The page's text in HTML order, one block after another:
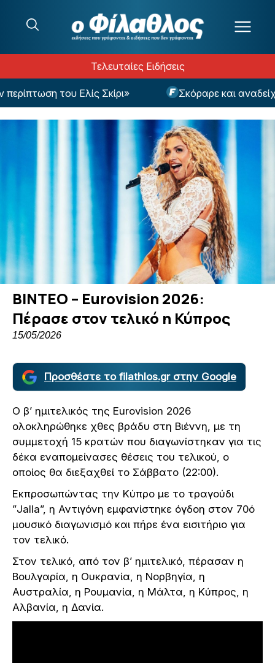
Τελευταίες Ειδήσεις
του Ελίς Σκίρι» Σκόραρε και
ΒΙΝΤΕΟ – Eurovision 2026:
Πέρασε στον τελικό η Κύπρος
15/05/2026
Προσθέστε το filathlos.gr στην Google
O β’ ημιτελικός της Eurovision 2026
ολοκληρώθηκε χθες βράδυ στη Βιέννη, με τη
συμμετοχή 15 κρατών που διαγωνίστηκαν για τις
δέκα εναπομείνασες θέσεις του τελικού, ο
οποίος θα διεξαχθεί το Σάββατο (22:00).
Εκπροσωπώντας την Κύπρο με το τραγούδι
”Jalla”, η Αντιγόνη εμφανίστηκε όγδοη στον 70ό
μουσικό διαγωνισμό και πήρε ένα εισιτήριο για
τον τελικό.
Στον τελικό, από τον β’ ημιτελικό, πέρασαν η
Βουλγαρία, η Ουκρανία, η Νορβηγία, η
Αυστραλία, η Ρουμανία, η Μάλτα, η Κύπρος, η
Αλβανία, η Δανία.